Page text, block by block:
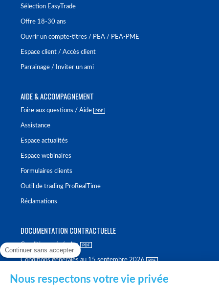
Sélection EasyTrade
Offre 18-30 ans
Ouvrir un compte-titres / PEA / PEA-PME
Espace client / Accès client
Parrainage / Inviter un ami
AIDE & ACCOMPAGNEMENT
Foire aux questions / Aide
Assistance
Espace actualités
Espace webinaires
Formulaires clients
Outil de trading ProRealTime
Réclamations
DOCUMENTATION CONTRACTUELLE
Conditions générales
Conditions générales au 15 septembre 2026
Continuer sans accepter
Nous respectons votre vie privée